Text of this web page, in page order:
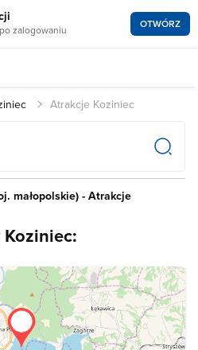
zalogowaniu OTWÓRZ
Atrakcje Koziniec
małopolskie) - Atrakcje